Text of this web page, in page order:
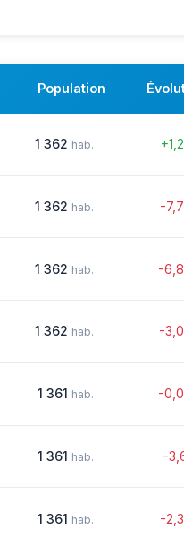
Population
1 362 hab.
1 362 hab. -
1 362 hab. -
1 362 hab. -
1 361 hab. -
1 361 hab. -
1 361 hab. -